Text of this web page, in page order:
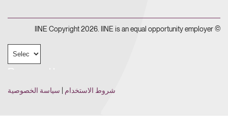
© IINE Copyright 2026. IINE is an equal opportunity employer
Powered by
شروط الاستخدام | سياسة الخصوصية